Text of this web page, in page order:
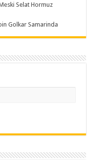
Selat Hormuz
Golkar Samarinda